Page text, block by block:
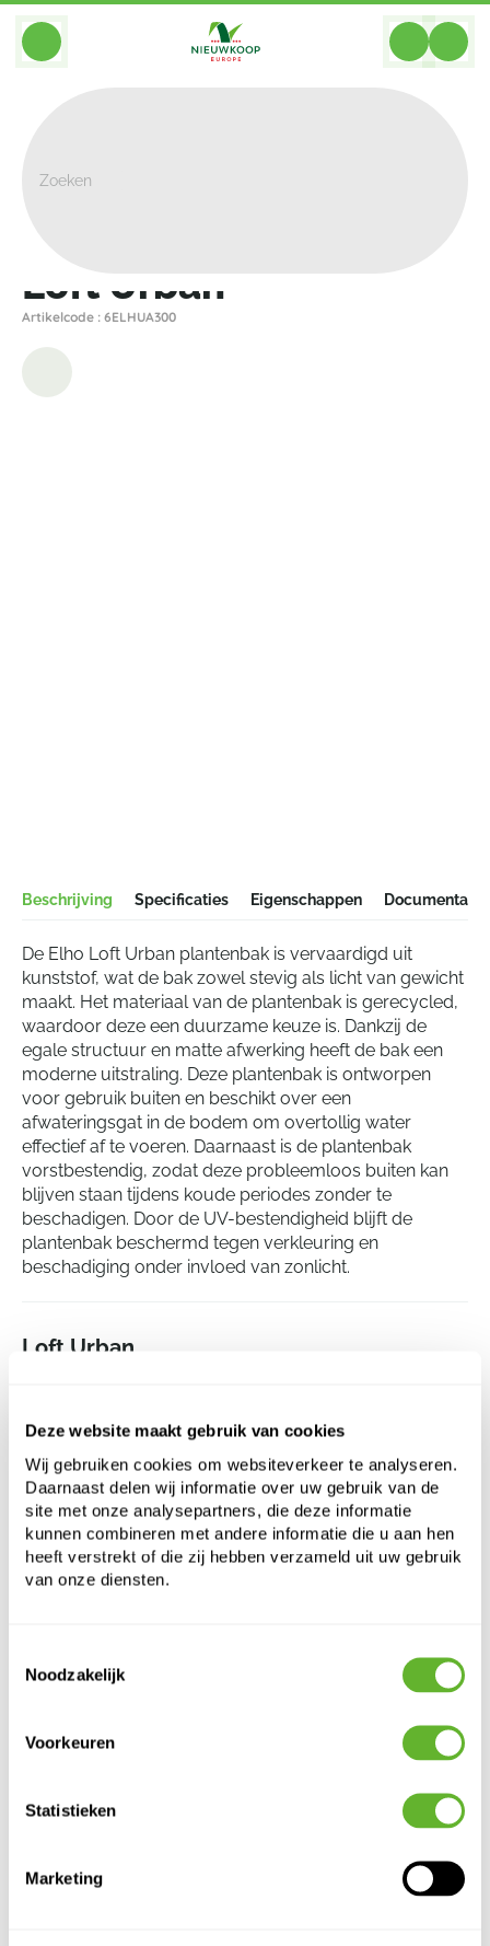
Deze website maakt gebruik van cookies
Wij gebruiken cookies om websiteverkeer te analyseren.
Daarnaast delen wij informatie over uw gebruik van de
site met onze analysepartners, die deze informatie
kunnen combineren met andere informatie die u aan hen
heeft verstrekt of die zij hebben verzameld uit uw gebruik
van onze diensten.
Noodzakelijk
Voorkeuren
Statistieken
Marketing
BACK
Loft Urban
Artikelcode : 6ELHUA300
Beschrijving Specificaties Eigenschappen Documentatie
De Elho Loft Urban plantenbak is vervaardigd uit
kunststof, wat de bak zowel stevig als licht van gewicht
maakt. Het materiaal van de plantenbak is gerecycled,
waardoor deze een duurzame keuze is. Dankzij de
egale structuur en matte afwerking heeft de bak een
moderne uitstraling. Deze plantenbak is ontworpen
voor gebruik buiten en beschikt over een
afwateringsgat in de bodem om overtollig water
effectief af te voeren. Daarnaast is de plantenbak
vorstbestendig, zodat deze probleemloos buiten kan
blijven staan tijdens koude periodes zonder te
beschadigen. Door de UV-bestendigheid blijft de
plantenbak beschermd tegen verkleuring en
beschadiging onder invloed van zonlicht.
Loft Urban
Diepte:
22
Diameter:
29
Opening:
28